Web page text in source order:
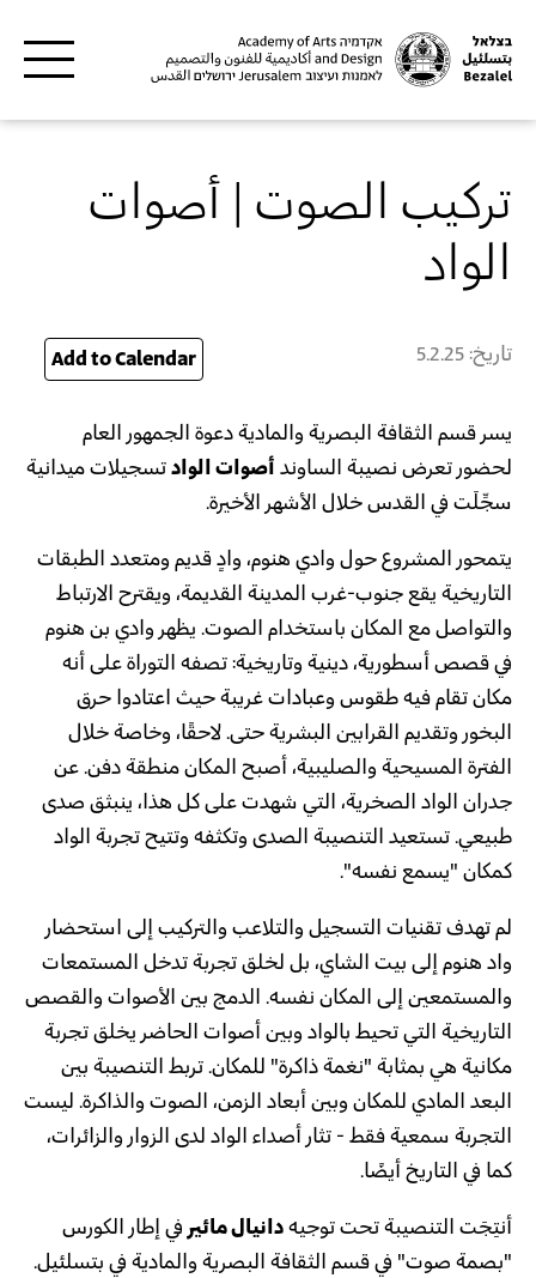
تركيب الصوت | أصوات
الواد
تاريخ: 5.2.25
Add to Calendar
يسر قسم الثقافة البصرية والمادية دعوة الجمهور العام
لحضور تعرض نصيبة الساوند أصوات الوادتسجيلات ميدانية
سجِّلَت في القدس خلال الأشهر الأخيرة.
يتمحور المشروع حول وادي هنوم، وادٍ قديم ومتعدد الطبقات
التاريخية يقع جنوب-غرب المدينة القديمة، ويقترح الارتباط
والتواصل مع المكان باستخدام الصوت. يظهر وادي بن هنوم
في قصص أسطورية، دينية وتاريخية: تصفه التوراة على أنه
مكان تقام فيه طقوس وعبادات غريبة حيث اعتادوا حرق
البخور وتقديم القرابين البشرية حتى. لاحقًا، وخاصة خلال
الفترة المسيحية والصليبية، أصبح المكان منطقة دفن. عن
جدران الواد الصخرية، التي شهدت على كل هذا، ينبثق صدى
طبيعي. تستعيد التنصيبة الصدى وتكثفه وتتيح تجربة الواد
كمكان "يسمع نفسه".
لم تهدف تقنيات التسجيل والتلاعب والتركيب إلى استحضار
واد هنوم إلى بيت الشاي، بل لخلق تجربة تدخل المستمعات
والمستمعين إلى المكان نفسه. الدمج بين الأصوات والقصص
التاريخية التي تحيط بالواد وبين أصوات الحاضر يخلق تجربة
مكانية هي بمثابة "نغمة ذاكرة" للمكان. تربط التنصيبة بين
البعد المادي للمكان وبين أبعاد الزمن، الصوت والذاكرة. ليست
التجربة سمعية فقط - تثار أصداء الواد لدى الزوار والزائرات،
كما في التاريخ أيضًا.
أنتِجَت التنصيبة تحت توجيهدانيال مائير في إطار الكورس
"بصمة صوت" في قسم الثقافة البصرية والمادية في بتسلئيل.